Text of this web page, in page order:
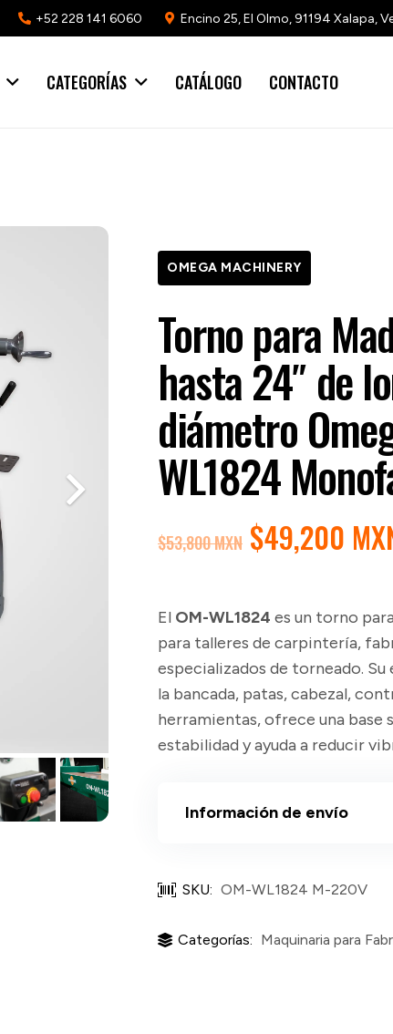
+52 228 141 6060 Encino 25, El Olmo, 91194 Xalapa,
CATEGORÍAS CATÁLOGO CONTACTO
OMEGA MACHINERY
Torno para
hasta 24″ de
diámetro
WL1824
$53,800 MXN EL
PRECIO
ERA:
$53,800
$49,200
El OM-WL1824 es un torno
para talleres de carpintería,
especializados de torneado.
la bancada, patas, cabezal,
herramientas, ofrece una base
estabilidad y ayuda a reducir
Información de envío
SKU: OM-WL1824 M-220V
Categorías: Maquinaria para